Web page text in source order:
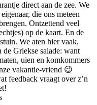
direct aan de zee. We
eigenaar, die ons meteen
Ontzettend veel
op de kaart. En de
We aten hier vaak,
Griekse salade: want
uien en komkommers
vakantie-vriend 😉
feedback vraagt over z’n